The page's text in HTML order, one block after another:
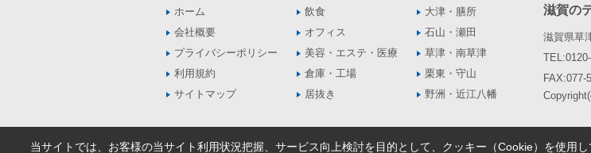
ホーム
会社概要
プライバシーポリシー
利用規約
サイトマップ
飲食
オフィス
美容・エステ・医療
倉庫・工場
居抜き
大津・膳所
石山・瀬田
草津・南草津
栗東・守山
野洲・近江八幡
滋賀の
滋賀県草
FAX:077-
当サイトでは、お客様の当サイト利用状況把握、サービス向上検討を目的として、クッキー（Cookie）を使用し